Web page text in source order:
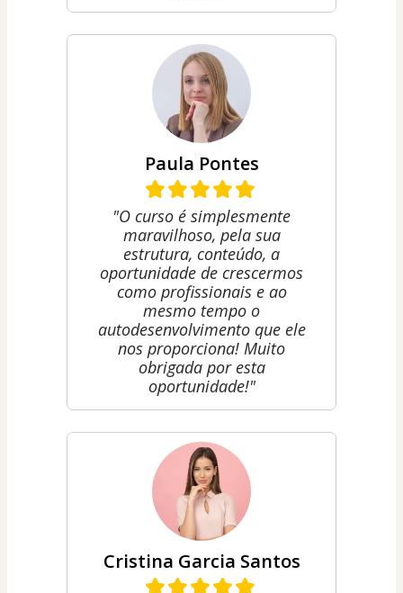
Paula Pontes
"O curso é simplesmente
maravilhoso, pela sua
estrutura, conteúdo, a
oportunidade de crescermos
como profissionais e ao
mesmo tempo o
autodesenvolvimento que ele
nos proporciona! Muito
obrigada por esta
oportunidade!"
Cristina Garcia Santos